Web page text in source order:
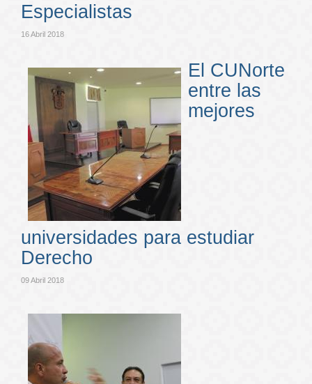
Especialistas
16 Abril 2018
El CUNorte
entre las
mejores
universidades para estudiar
Derecho
09 Abril 2018